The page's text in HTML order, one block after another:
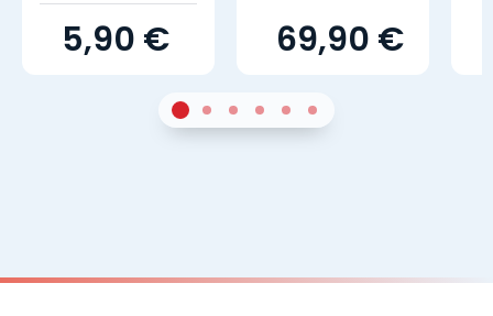
5,90 € 69,90 €
Sur 42Sur 43Sur 44Sur 45Sur 46Sur 4